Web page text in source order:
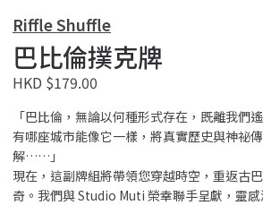
Riffle Shuffle
巴比倫撲克牌
HKD $179.00
「巴比倫，無論以何種形式存在，既離我們
有哪座城市能像它一樣，將真實歷史與神祕
解……」
現在，這副牌組將帶領您穿越時空，重返古
奇。我們與 Studio Muti 榮幸聯手呈獻，靈